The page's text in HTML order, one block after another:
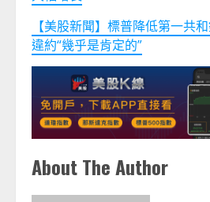
【美股新聞】標普降低第一共
違約“幾乎是肯定的”
About The Author